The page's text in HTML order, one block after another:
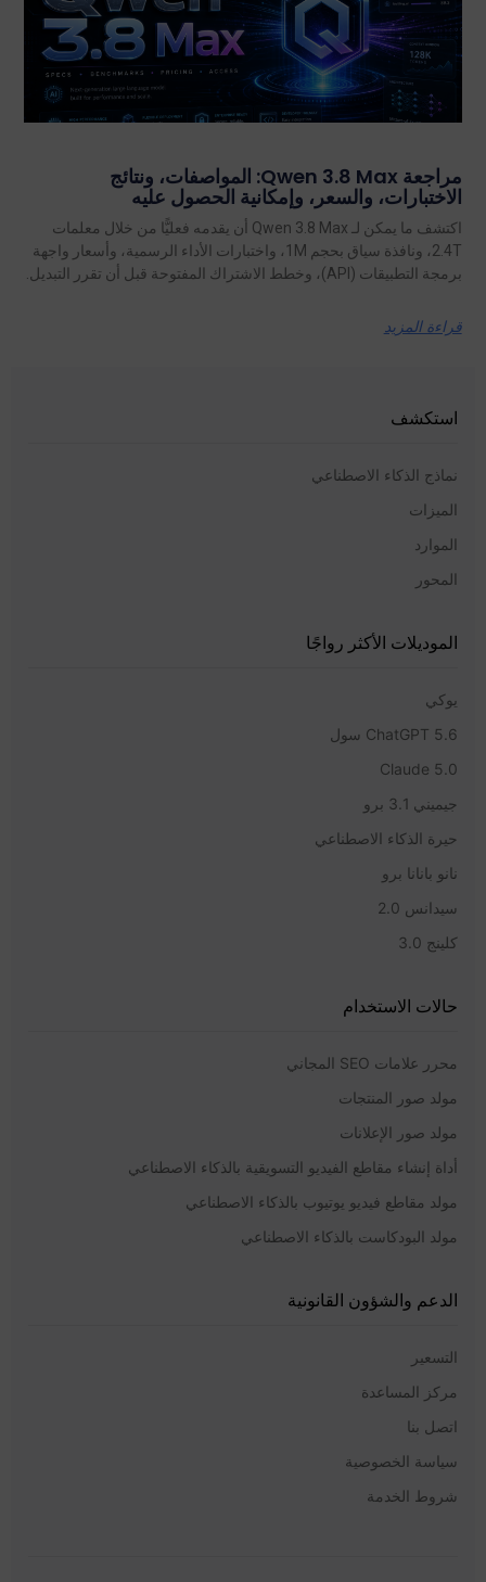
مراجعة Qwen 3.8 Max: المواصفات، ونتائج
الاختبارات، والسعر، وإمكانية الحصول عليه
اكتشف ما يمكن لـ Qwen 3.8 Max أن يقدمه فعليًّا من خلال معلمات
2.4T، ونافذة سياق بحجم 1M، واختبارات الأداء الرسمية، وأسعار واجهة
برمجة التطبيقات (API)، وخطط الاشتراك المفتوحة قبل أن تقرر التبديل.
قراءة المزيد
استكشف
نماذج الذكاء الاصطناعي
الميزات
الموارد
المحور
الموديلات الأكثر رواجًا
يوكي
ChatGPT 5.6 سول
Claude 5.0
جيميني 3.1 برو
حيرة الذكاء الاصطناعي
نانو بانانا برو
سيدانس 2.0
كلينج 3.0
حالات الاستخدام
محرر علامات SEO المجاني
مولد صور المنتجات
مولد صور الإعلانات
أداة إنشاء مقاطع الفيديو التسويقية بالذكاء الاصطناعي
مولد مقاطع فيديو يوتيوب بالذكاء الاصطناعي
مولد البودكاست بالذكاء الاصطناعي
الدعم والشؤون القانونية
التسعير
مركز المساعدة
اتصل بنا
سياسة الخصوصية
شروط الخدمة